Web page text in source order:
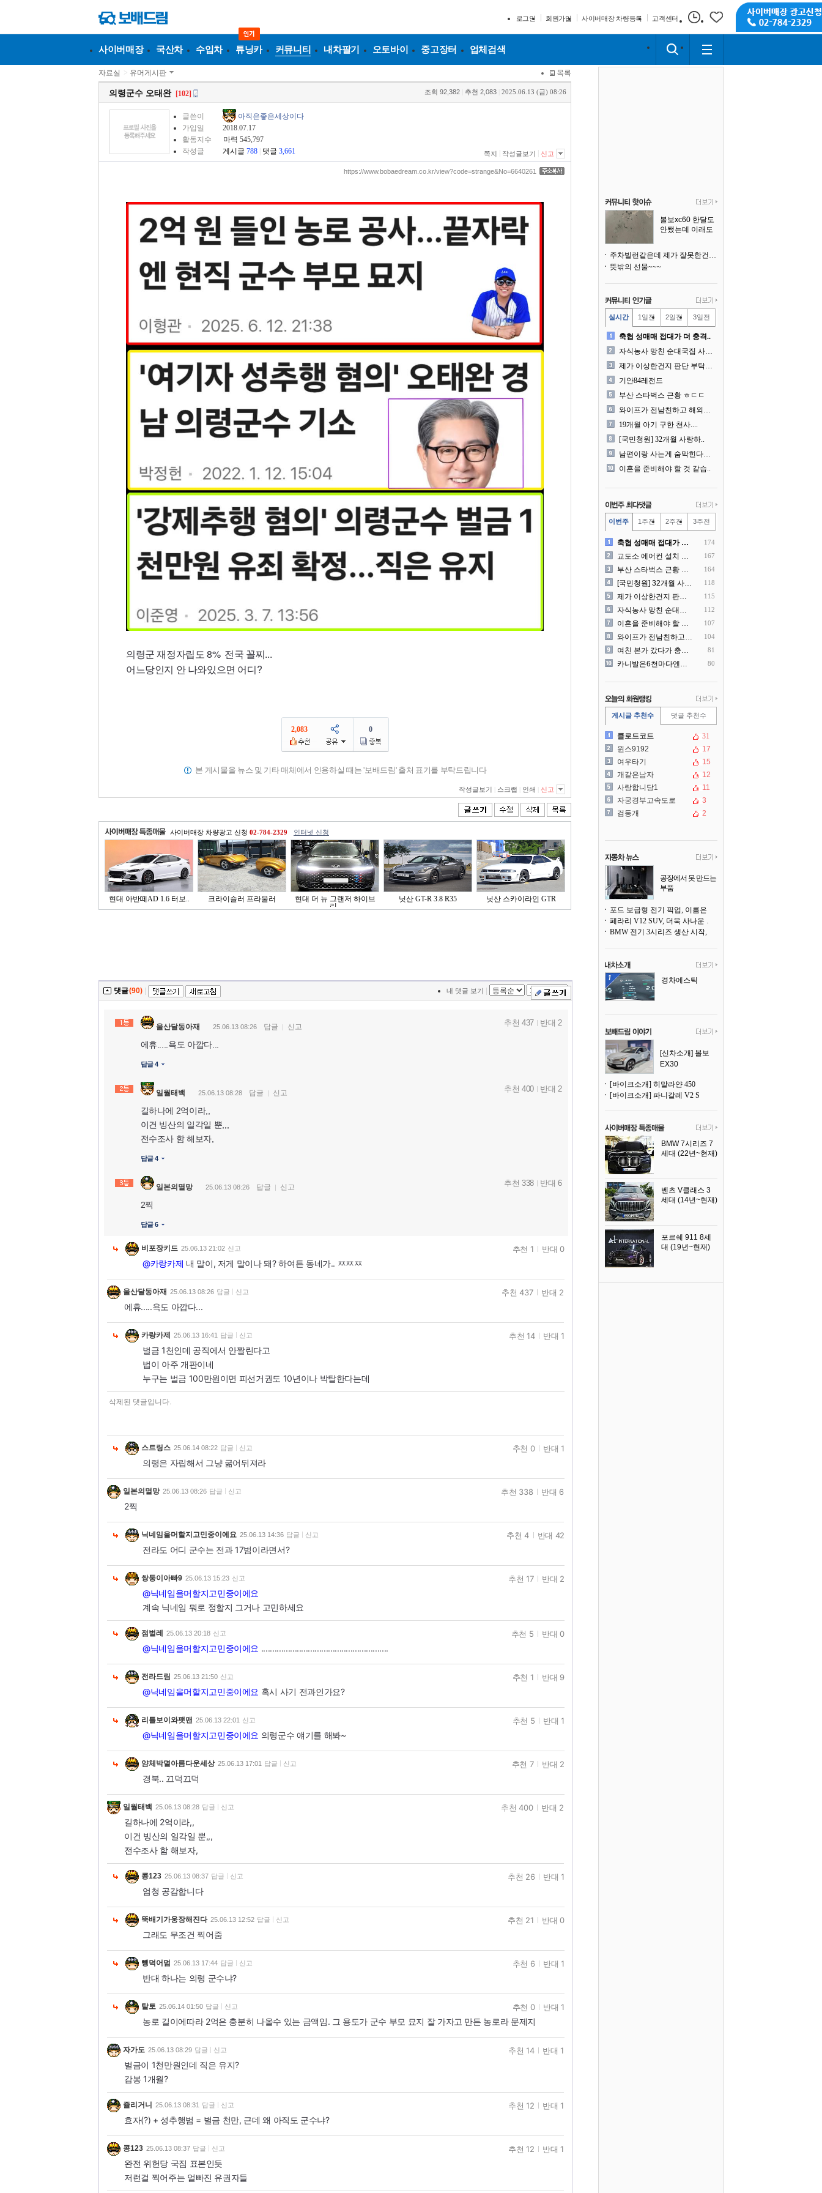
로그인 회원가입 사이버매장 차량등록 고객센터
사이버매장 국산차 수입차 튜닝카 커뮤니티 내차팔기 오토바이 중고장터 업체검색
자료실 > 유머게시판 목록
의령군수 오태완 [102] 조회 92,382 추천 2,083 2025.06.13 (금) 08:26
글쓴이
아직은좋은세상이다
가입일
2018.07.17
활동지수
마력 545,797
작성글
게시글 788 댓글 3,661 쪽지 작성글보기 신고
https://www.bobaedream.co.kr/view?code=strange&No=6640261
의령군 재정자립도 8% 전국 꼴찌...
어느당인지 안 나와있으면 어디?
2,083 0
본 게시물을 뉴스 및 기타 매체에서 인용하실 때는 '보배드림' 출처 표기를 부탁드립니다
작성글보기 스크랩 인쇄 신고
사이버매장 차량광고 신청 02-784-2329 인터넷 신청
현대 아반떼AD 1.6 터보.. 크라이슬러 프라울러
현대 더 뉴 그랜저 하이브
리..
닛산 GT-R 3.8 R35 닛산 스카이라인 GTR
댓글(90) | 내 댓글 보기 |
울산달동아재 25.06.13 08:26 답글 신고
에휴.....욕도 아깝다...
답글 4
추천 437 반대 2
일월태백 25.06.13 08:28 답글 신고
길하나에 2억이라,,
이건 빙산의 일각일 뿐,,,
전수조사 함 해보자,
답글 4
추천 400 반대 2
일본의멸망 25.06.13 08:26 답글 신고
2찍
답글 6
추천 338 반대 6
비포장키드 25.06.13 21:02 신고
@카랑카제 내 말이, 저게 말이나 돼? 하여튼 동네가.. ㅉㅉㅉ
추천 1 반대 0
울산달동아재 25.06.13 08:26 답글 신고
에휴.....욕도 아깝다...
추천 437 반대 2
카랑카제 25.06.13 16:41 답글 신고
벌금 1천인데 공직에서 안짤린다고
법이 아주 개판이네
누구는 벌금 100만원이면 피선거권도 10년이나 박탈한다는데
추천 14 반대 1
삭제된 댓글입니다.
스트링스 25.06.14 08:22 답글 신고
의령은 자립해서 그냥 굶어뒤져라
추천 0 반대 1
일본의멸망 25.06.13 08:26 답글 신고
2찍
추천 338 반대 6
닉네임을머할지고민중이에요 25.06.13 14:36 답글 신고
전라도 어디 군수는 전과 17범이라면서?
추천 4 반대 42
쌍둥이아빠9 25.06.13 15:23 신고
@닉네임을머할지고민중이에요
계속 닉네임 뭐로 정할지 그거나 고민하세요
추천 17 반대 2
점벌레 25.06.13 20:18 신고
@닉네임을머할지고민중이에요 .........................................................
추천 5 반대 0
전라드림 25.06.13 21:50 신고
@닉네임을머할지고민중이에요 혹시 사기 전과인가요?
추천 1 반대 9
리틀보이와팻맨 25.06.13 22:01 신고
@닉네임을머할지고민중이에요 의령군수 얘기를 해봐~
추천 5 반대 1
얌체박멸아름다운세상 25.06.13 17:01 답글 신고
경북.. 끄덕끄덕
추천 7 반대 2
일월태백 25.06.13 08:28 답글 신고
길하나에 2억이라,,
이건 빙산의 일각일 뿐,,,
전수조사 함 해보자,
추천 400 반대 2
콩123 25.06.13 08:37 답글 신고
엄청 공감합니다
추천 26 반대 1
뚝배기가웅장해진다 25.06.13 12:52 답글 신고
그래도 무조건 찍어줌
추천 21 반대 0
뺑덕어멈 25.06.13 17:44 답글 신고
반대 하나는 의령 군수냐?
추천 6 반대 1
탈토 25.06.14 01:50 답글 신고
농로 길이에따라 2억은 충분히 나올수 있는 금액임. 그 용도가 군수 부모 묘지 잘 가자고 만든 농로라 문제지
추천 0 반대 1
자가도 25.06.13 08:29 답글 신고
벌금이 1천만원인데 직은 유지?
감봉 1개월?
추천 14 반대 1
쥴리거니 25.06.13 08:31 답글 신고
효자(?) + 성추행범 = 벌금 천만, 근데 왜 아직도 군수냐?
추천 12 반대 1
콩123 25.06.13 08:37 답글 신고
완전 위헌당 국짐 표본인듯
저런걸 찍어주는 얼빠진 유권자들
추천 12 반대 1
볼보xc60 한달도
안됐는데 이래도
주차빌런같은데 제가 잘못한건가요
뜻밖의 선물~~~
실시간 1일전 2일전 3일전
축협 성매매 접대가 더 충격..
자식농사 망친 순대국집 사장..
제가 이상한건지 판단 부탁드..
기안84레전드
부산 스타벅스 근황 ㅎㄷㄷ
와이프가 전남친하고 해외여행..
19개월 아기 구한 천사....
[국민청원] 32개월 사랑하..
남편이랑 사는게 숨막힌다는 ..
이혼을 준비해야 할 것 같습..
이번주 1주전 2주전 3주전
축협 성매매 접대가 더 충격.. 174
교도소 에어컨 설치 논란.... 167
부산 스타벅스 근황 ㅎㄷㄷ 164
[국민청원] 32개월 사랑하.. 118
제가 이상한건지 판단 부탁드.. 115
자식농사 망친 순대국집 사장.. 112
이혼을 준비해야 할 것 같습.. 107
와이프가 전남친하고 해외여행.. 104
여친 본가 갔다가 충격 먹은.. 81
카니발은6천마다엔진점검을해야.. 80
게시글 추천수 댓글 추천수
클로드코드
31
윈스9192
17
여우타기
15
개같은남자
12
사랑합니당1
11
자궁경부고속도로
3
검둥개
2
공장에서 못 만드는
부품
어낸다
페라리 V12 SUV, 더욱 사나운 얼굴로 돌아온다
경차에스틱
[신차소개] 볼보
EX30
[바이크소개] 히말라얀 450
[바이크소개] 파니갈레 V2 S
BMW 7시리즈 7
세대 (22년~현재)
벤츠 V클래스 3
세대 (14년~현재)
포르쉐 911 8세
대 (19년~현재)